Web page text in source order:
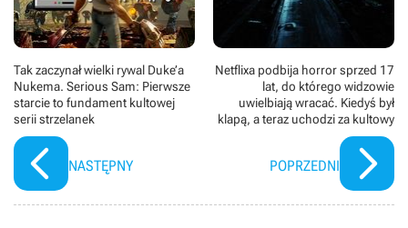
Tak zaczynał wielki rywal Duke’a
Nukema. Serious Sam: Pierwsze
starcie to fundament kultowej
serii strzelanek
NASTĘPNY
Netflixa podbija horror sprzed 17
lat, do którego widzowie
uwielbiają wracać. Kiedyś był
klapą, a teraz uchodzi za kultowy
POPRZEDNI